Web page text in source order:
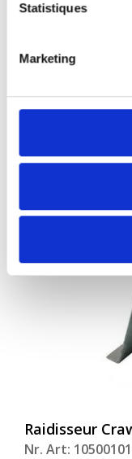
Statistiques
Marketing
Raidisseur
Nr. Art:
Raidisseur
Nr. Art: